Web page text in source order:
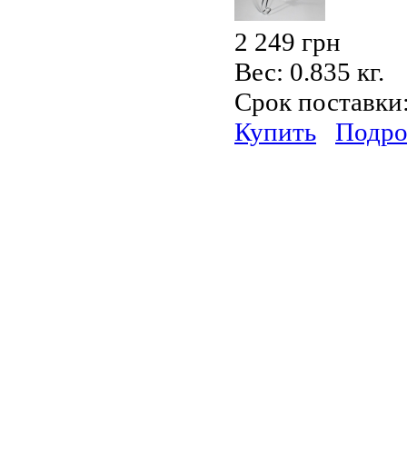
2 249 грн
Вес: 0.835 кг.
Срок
Купить